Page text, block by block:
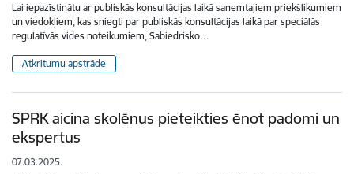
Lai iepazīstinātu ar publiskās konsultācijas laikā saņemtajiem priekšlikumiem
un viedokļiem, kas sniegti par publiskās konsultācijas laikā par speciālās
regulatīvās vides noteikumiem, Sabiedrisko…
Atkritumu apstrāde
SPRK aicina skolēnus pieteikties ēnot padomi un
ekspertus
07.03.2025.